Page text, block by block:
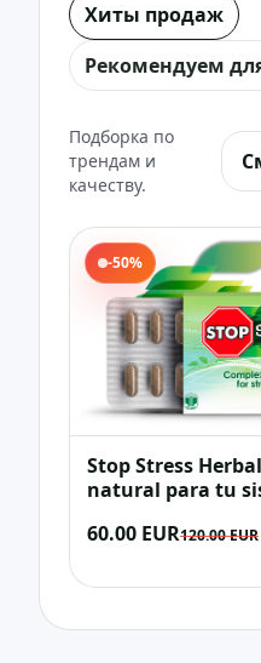
Хиты продаж
Рекомендуем
Подборка по
трендам и
качеству.
-50%
Stop Stress
natural para tu
60.00 EUR120.00 EUR